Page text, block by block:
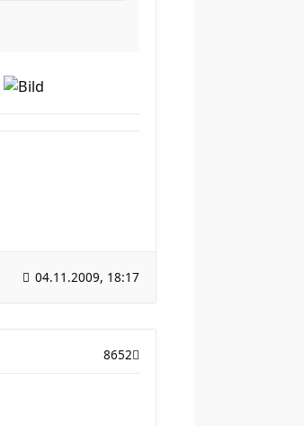
04.11.2009, 18:17
8652